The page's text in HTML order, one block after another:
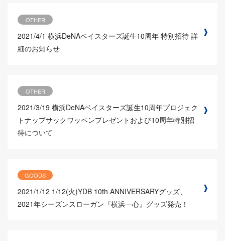
OTHER
2021/4/1 横浜DeNAベイスターズ誕生10周年 特別招待 詳
細のお知らせ
OTHER
2021/3/19 横浜DeNAベイスターズ誕生10周年プロジェク
トナップサックワッペンプレゼントおよび10周年特別招
待について
GOODS
2021/1/12 1/12(火)YDB 10th ANNIVERSARYグッズ、
2021年シーズンスローガン『横浜一心』グッズ発売！